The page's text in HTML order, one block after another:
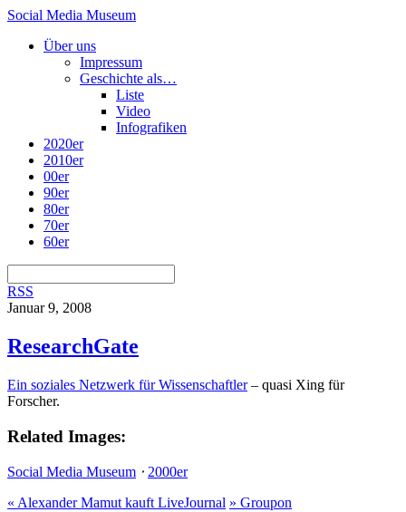
Social Media Museum
Über uns
Impressum
Geschichte als…
Liste
Video
Infografiken
2020er
2010er
00er
90er
80er
70er
60er
RSS
Januar 9, 2008
ResearchGate
Ein soziales Netzwerk für Wissenschaftler– quasi Xing für
Forscher.
Related Images:
Social Media Museum ⋅ 2000er
« Alexander Mamut kauft LiveJournal » Groupon